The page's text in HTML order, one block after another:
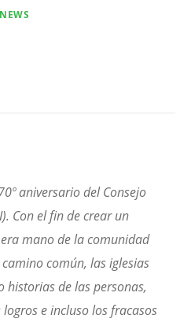
aniversario del Consejo
Con el fin de crear un
mano de la comunidad
común, las iglesias
de las personas,
e incluso los fracasos